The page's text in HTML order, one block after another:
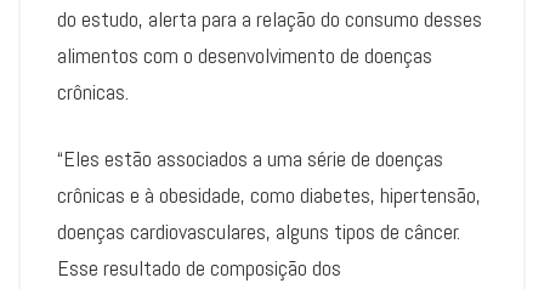
do estudo, alerta para a relação do consumo desses
alimentos com o desenvolvimento de doenças
crônicas.
“Eles estão associados a uma série de doenças
crônicas e à obesidade, como diabetes, hipertensão,
doenças cardiovasculares, alguns tipos de câncer.
Esse resultado de composição dos